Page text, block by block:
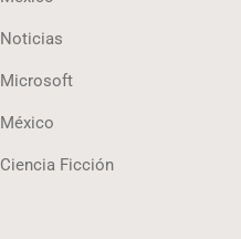
Noticias
Microsoft
México
Ciencia Ficción